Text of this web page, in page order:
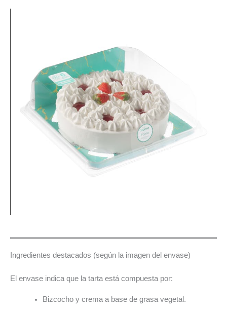
Ingredientes destacados (según la imagen del envase)
El envase indica que la tarta está compuesta por:
Bizcocho y crema a base de grasa vegetal.